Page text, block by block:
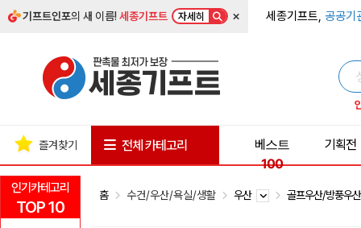
기프트인포의 새 이름!세종기프트 자세히 × 세종기프트, 공공기
인기카테고리
TOP 10
즐겨찾기 전체 카테고리
베스트
100
기획전
홈 수건/우산/욕실/생활 우산 골프우산/방풍우